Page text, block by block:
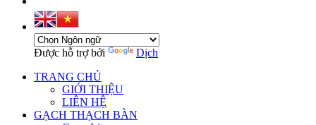
Được hỗ trợ bởi
Dịch
TRANG CHỦ
GIỚI THIỆU
LIÊN HỆ
GẠCH THẠCH BÀN